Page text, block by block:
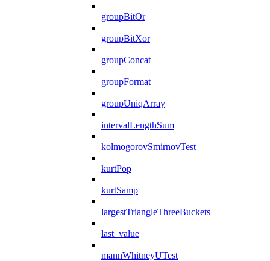
groupBitOr
groupBitXor
groupConcat
groupFormat
groupUniqArray
intervalLengthSum
kolmogorovSmirnovTest
kurtPop
kurtSamp
largestTriangleThreeBuckets
last_value
mannWhitneyUTest